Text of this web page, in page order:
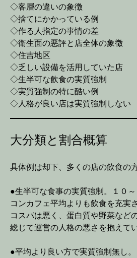
◇客層の違いの象徴
◇捨てにかかっている例
◇作る人指定の事情の差
◇衛生面の悪評と店全体の象徴
◇住吉地区
◇乏しい設備を活用していた店
◇生半可な飲食の実質強制
◇実質強制の特に酷い例
◇人格が良い店は実質強制しない
大分類と割合概算
具体例は却下、多くの店の飲食の
●生半可な食事の実質強制。１０～
コンカフェ平均よりも飲食を充実
コスパは悪く、蛋白質や野菜など
総じて運営の人格の悪さを抱えて
●平均より良い方で実質強制無し。